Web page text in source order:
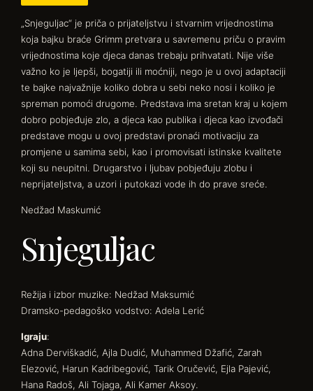
„Snjeguljac“ je priča o prijateljstvu i stvarnim vrijednostima
koja bajku braće Grimm pretvara u savremenu priču o pravim
vrijednostima koje djeca danas trebaju prihvatati. Nije više
važno ko je ljepši, bogatiji ili moćniji, nego je u ovoj adaptaciji
te bajke najvažnije koliko dobra u sebi neko nosi i koliko je
spreman pomoći drugome. Predstava ima sretan kraj u kojem
dobro pobjeđuje zlo, a djeca kao publika i djeca kao izvođači
predstave mogu u ovoj predstavi pronaći motivaciju za
promjene u samima sebi, kao i promovisati istinske kvalitete
koji su neupitni. Drugarstvo i ljubav pobjeđuju zlobu i
neprijateljstva, a uzori i putokazi vode ih do prave sreće.
Nedžad Maskumić
Snjeguljac
Režija i izbor muzike: Nedžad Maksumić
Dramsko-pedagoško vodstvo: Adela Lerić
Igraju:
Adna Derviškadić, Ajla Dudić, Muhammed Džafić, Zarah
Elezović, Harun Kadribegović, Tarik Oručević, Ejla Pajević,
Hana Radoš, Ali Tojaga, Ali Kamer Aksoy.